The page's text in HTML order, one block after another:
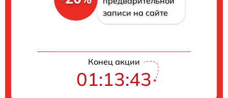
записи на сайте
Конец акции
01:13:42